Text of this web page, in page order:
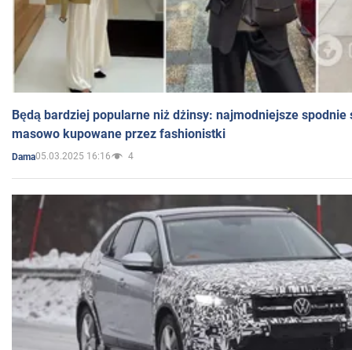
Będą bardziej popularne niż dżinsy: najmodniejsze spodnie
masowo kupowane przez fashionistki
Dama05.03.2025 16:16 4